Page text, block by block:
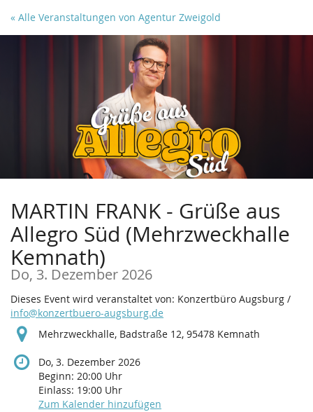
Zum
« Alle Veranstaltungen von Agentur Zweigold
MARTIN FRANK - Grüße aus
Allegro Süd (Mehrzweckhalle
Kemnath)
Do, 3. Dezember 2026
Dieses Event wird veranstaltet von: Konzertbüro Augsburg /
info@konzertbuero-augsburg.de
Mehrzweckhalle, Badstraße 12, 95478 Kemnath
Do, 3. Dezember 2026
Beginn: 20:00 Uhr
Einlass: 19:00 Uhr
Zum Kalender hinzufügen